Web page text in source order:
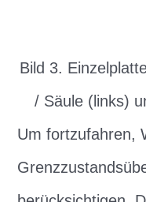
Bild 3.
/ Säule (links)
Um fortzufahren,